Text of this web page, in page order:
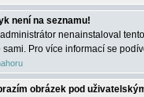
není na seznamu!
nenainstaloval
sami. Pro více informací se
obrázek pod